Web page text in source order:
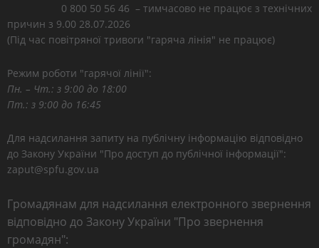
0 800 50 56 46 – тимчасово не працює з технічних
причин з 9.00 28.07.2026
(Під час повітряної тривоги "гаряча лінія" не працює)
Режим роботи "гарячої лінії":
Пн. – Чт.: з 9:00 до 18:00
Пт.: з 9:00 до 16:45
Для надсилання запиту на публічну інформацію відповідно
до Закону України "Про доступ до публічної інформації":
zaput@spfu.gov.ua
Громадянам для надсилання електронного звернення
відповідно до Закону України "Про звернення
громадян":